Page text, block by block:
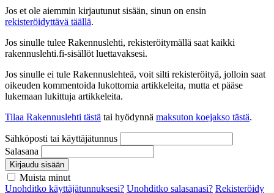
Jos et ole aiemmin kirjautunut sisään, sinun on ensin
rekisteröidyttävä täällä.
Jos sinulle tulee Rakennuslehti, rekisteröitymällä saat kaikki
rakennuslehti.fi-sisällöt luettavaksesi.
Jos sinulle ei tule Rakennuslehteä, voit silti rekisteröityä, jolloin saat
oikeuden kommentoida lukottomia artikkeleita, mutta et pääse
lukemaan lukittuja artikkeleita.
Tilaa Rakennuslehti tästä tai hyödynnä maksuton koejakso tästä.
Sähköposti tai käyttäjätunnus
Salasana
Kirjaudu sisään
Muista minut
Unohditko käyttäjätunnuksesi? Unohditko salasanasi? Rekisteröidy